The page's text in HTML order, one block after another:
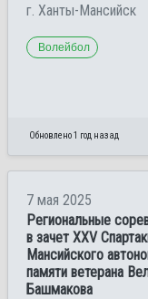
г. Ханты-Мансийск
Волейбол
Обновлено 1 год назад
7 мая 2025
Региональные
в зачет XXV
Мансийского
памяти ветерана
Башмакова